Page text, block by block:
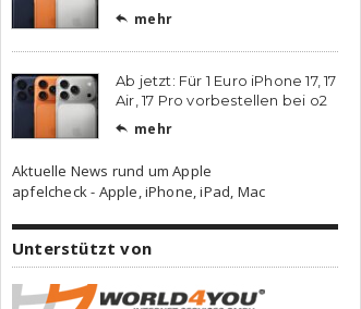
 mehr
Ab jetzt: Für 1 Euro iPhone 17, 17
Air, 17 Pro vorbestellen bei o2
 mehr
Aktuelle News rund um Apple
apfelcheck - Apple, iPhone, iPad, Mac
Unterstützt von